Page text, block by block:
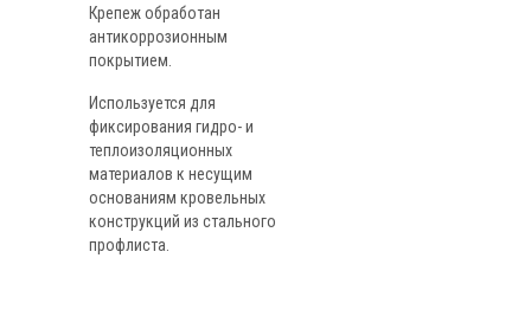
Крепеж обработан
антикоррозионным
покрытием.
Используется для
фиксирования гидро- и
теплоизоляционных
материалов к несущим
основаниям кровельных
конструкций из стального
профлиста.